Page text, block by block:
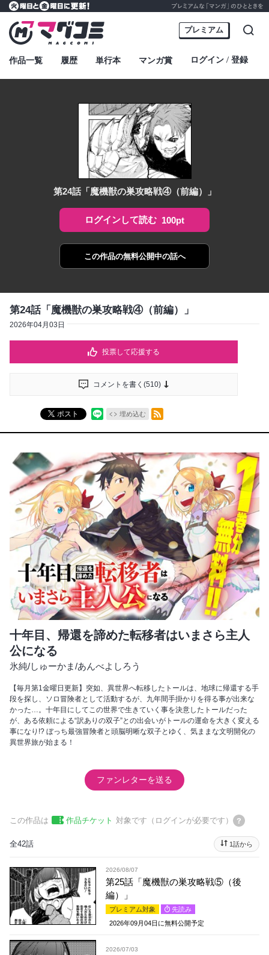
マグコミ – Mag Garden Comic Online
プレミアムな「マンガ」のひとときを
火曜日と金曜日に更新！
プレミアム
作品一覧 履歴 単行本 マンガ賞 ログイン ・
登録
検索
第24話「魔機獣の巣攻略戦④（前編）」
ログインして読む 100pt
この作品の無料公開中の話へ
第24話「魔機獣の巣攻略戦④（前編）」
2026年04月03日
投票して応援する
コメントを書く(510)
ポスト 埋め込む
RSSフィード
十年目、帰還を諦めた転移者はいまさら主人
公になる
氷純/しゅーかま/あんべよしろう
【毎月第1金曜日更新】突如、異世界へ転移したトールは、地球に帰還する手
段を探し、ソロ冒険者として活動するが、九年間手掛かりを得る事が出来な
かった…。十年目にしてこの世界で生きていく事を決意したトールだった
が、ある依頼による“訳ありの双子”との出会いがトールの運命を大きく変える
事になり!? ぼっち最強冒険者と頭脳明晰な双子とゆく、気ままな文明開化の
異世界旅が始まる！
ファンレターを送る
この作品は 作品チケット 対象です（ログインが必要です）
全42話 1話から
2026/08/07
第25話「魔機獣の巣攻略戦⑤（後
編）」
プレミアム対象
先読み
2026年09月04日 に無料公開予定
2026/07/03